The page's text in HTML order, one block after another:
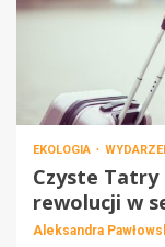
EKOLOGIA
Czyste Tatry
rewolucji w
Aleksandra